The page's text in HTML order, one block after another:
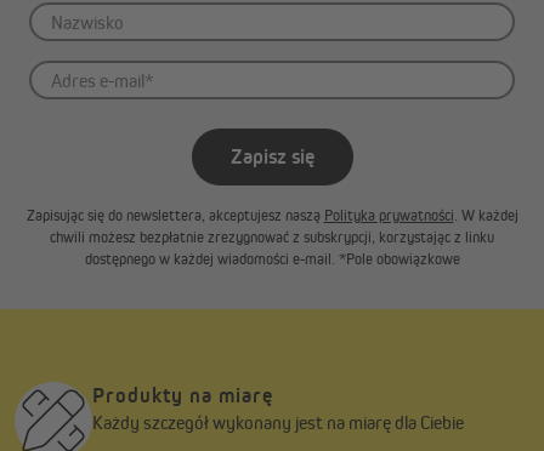
Wyjątkową cechą markizy Curve LED są ściemnialne listwy LED
subtelne oświetlenie – idealne, aby wieczorem stworzyć na
tarasie komfortową i przytulną atmosferę.
Wygodne sterowanie – tak, jak lubisz
Dzięki zintegrowanemu silnikowi radiowemu możesz wygodnie
dostępna jest także korba awaryjna do obsługi ręcznej. Markizę
czujnikami wiatru oraz słońca.
Zapisz się
Zapisując się do newslettera, akceptujesz naszą Polityka prywatności. W każdej
chwili możesz bezpłatnie zrezygnować z subskrypcji, korzystając z linku
dostępnego w każdej wiadomości e-mail. *Pole obowiązkowe
Produkty na miarę
Każdy szczegół wykonany jest na miarę dla Ciebie